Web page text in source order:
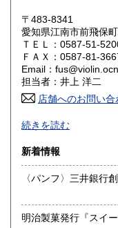
岡山県
山口県
香川県
高知県
佐賀県
熊本県
沖縄県
〒483-8341
愛知県江南市前飛
ＴＥＬ：0587-51-
ＦＡＸ：0587-81-
Email：
担当者：井上 洋二
店舗へのお問い合
古文書、古地図、刷
文献資料等を主体に扱
沿線名：名鉄犬山線
最寄駅：江南駅下車
営業時間：10:00〜
書籍の買取について
続きを読む
新着情報
〈パンフ〉三井銀行
明治製菓発行『スイ